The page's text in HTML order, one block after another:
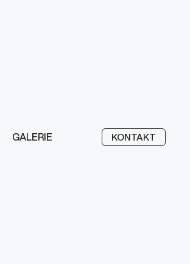
GALERIE KONTAKT